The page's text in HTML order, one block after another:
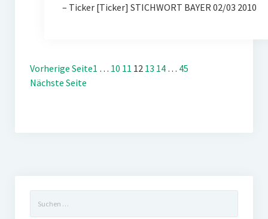
– Ticker [Ticker] STICHWORT BAYER 02/03 2010
Vorherige Seite1 … 10 11 12 13 14 … 45
Nächste Seite
nach: